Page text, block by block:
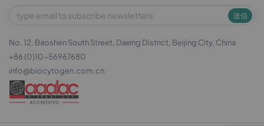
送信
No. 12, Baoshen South Street, Daxing District, Beijing City, China
+86 (0)10-56967680
info@biocytogen.com.cn